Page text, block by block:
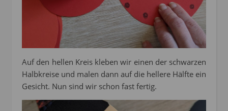
Auf den hellen Kreis kleben wir einen der schwarzen
Halbkreise und malen dann auf die hellere Hälfte ein
Gesicht. Nun sind wir schon fast fertig.